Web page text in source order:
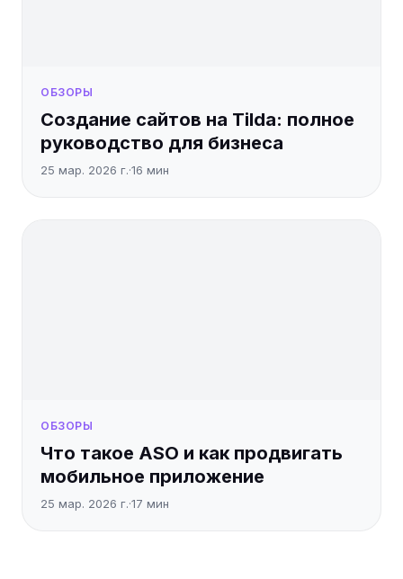
ОБЗОРЫ
Создание сайтов на Tilda: полное
руководство для бизнеса
25 мар. 2026 г.·16 мин
ОБЗОРЫ
Что такое ASO и как продвигать
мобильное приложение
25 мар. 2026 г.·17 мин